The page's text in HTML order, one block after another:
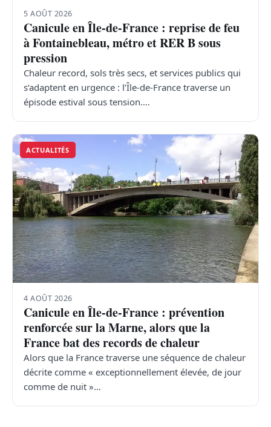
5 AOÛT 2026
Canicule en Île-de-France : reprise de feu
à Fontainebleau, métro et RER B sous
pression
Chaleur record, sols très secs, et services publics qui
s’adaptent en urgence : l’Île-de-France traverse un
épisode estival sous tension.…
ACTUALITÉS
4 AOÛT 2026
Canicule en Île-de-France : prévention
renforcée sur la Marne, alors que la
France bat des records de chaleur
Alors que la France traverse une séquence de chaleur
décrite comme « exceptionnellement élevée, de jour
comme de nuit »…